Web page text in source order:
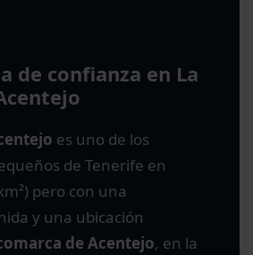
de confianza en La
es uno de los
de Tenerife en
pero con una
y una ubicación
de Acentejo, en la